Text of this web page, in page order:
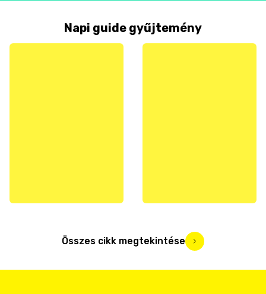
Napi guide gyűjtemény
Összes cikk megtekintése